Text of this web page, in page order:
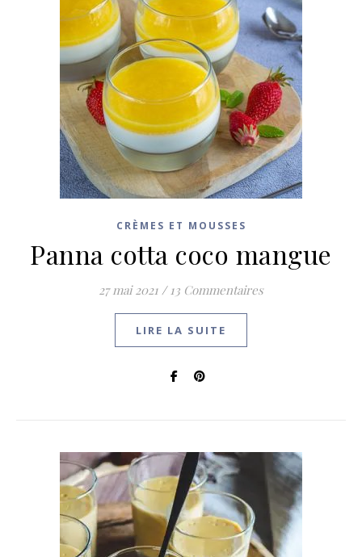
CRÈMES ET MOUSSES
Panna cotta coco mangue
27 mai 2021 / 13 Commentaires
LIRE LA SUITE